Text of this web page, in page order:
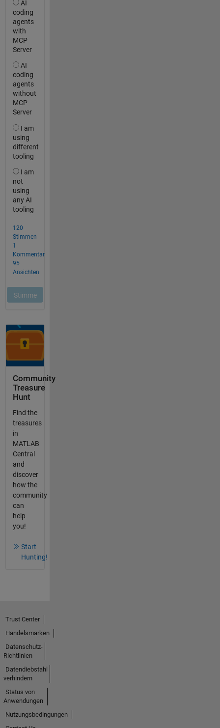
Community
Treasure
Hunt
Find the
treasures
in
MATLAB
Central
and
discover
how the
community
can
help
you!
Start
Hunting!
Trust Center
Handelsmarken
Datenschutz-
Richtlinien
Datendiebstahl
verhindern
Status von
Anwendungen
Nutzungsbedingungen